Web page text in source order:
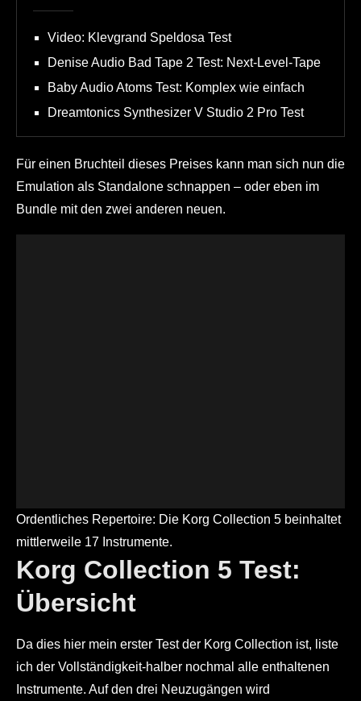
Video: Klevgrand Speldosa Test
Denise Audio Bad Tape 2 Test: Next-Level-Tape
Baby Audio Atoms Test: Komplex wie einfach
Dreamtonics Synthesizer V Studio 2 Pro Test
Für einen Bruchteil dieses Preises kann man sich nun die
Emulation als Standalone schnappen – oder eben im
Bundle mit den zwei anderen neuen.
Ordentliches Repertoire: Die Korg Collection 5 beinhaltet
mittlerweile 17 Instrumente.
Korg Collection 5 Test:
Übersicht
Da dies hier mein erster Test der Korg Collection ist, liste
ich der Vollständigkeit-halber nochmal alle enthaltenen
Instrumente. Auf den drei Neuzugängen wird